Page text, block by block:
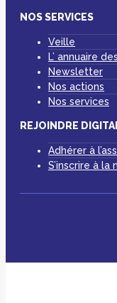
NOS SERVICES
Veille
L’ annuaire
Newsletter
Nos actions
Nos services
REJOINDRE
Adhérer à
S’inscrire à